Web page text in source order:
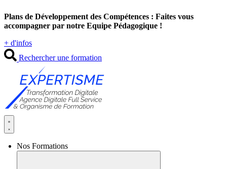
au
contenu
Plans de Développement des Compétences : Faites vous
accompagner par notre Equipe Pédagogique !
+ d'infos
Rechercher une formation
Nos Formations